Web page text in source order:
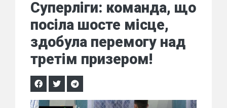
Суперліги: команда, що
посіла шосте місце,
здобула перемогу над
третім призером!